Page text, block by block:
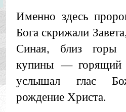
Именно здесь
Бога скрижали
Синая, близ горы
купины —
услышал глас
рождение Христа.